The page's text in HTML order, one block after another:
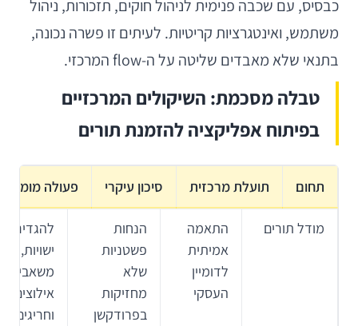
כבסיס, עם שכבה פנימית לניהול חוקים, תזכורות, ניהול
משתמש, ואינטגרציות קריטיות. לעיתים זו פשרה נכונה,
בתנאי שלא מאבדים שליטה על ה-flow המרכזי.
טבלה מסכמת: השיקולים המרכזיים
בפיתוח אפליקציה להזמנת תורים
תחום תועלת מרכזית סיכון עיקרי פעולה
מודל תורים
התאמה
אמיתית
לדומיין
העסקי
הנחות
פשטניות
שלא
מחזיקות
בפרודקשן
להגדיר
ישויות,
משאבים,
אילוצים
וחריגים